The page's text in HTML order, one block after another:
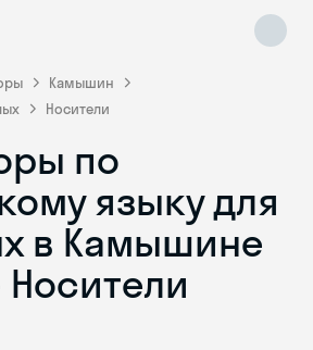
Камышин
Носители
по
языку для
в Камышине